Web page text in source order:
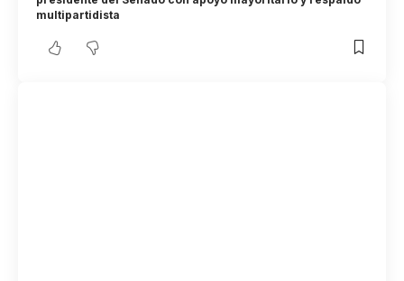
multipartidista